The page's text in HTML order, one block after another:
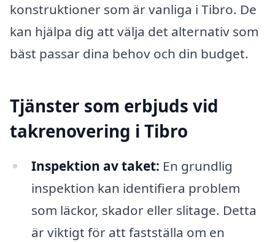
konstruktioner som är vanliga i Tibro. De
kan hjälpa dig att välja det alternativ som
bäst passar dina behov och din budget.
Tjänster som erbjuds vid
takrenovering i Tibro
Inspektion av taket: En grundlig
inspektion kan identifiera problem
som läckor, skador eller slitage. Detta
är viktigt för att fastställa om en